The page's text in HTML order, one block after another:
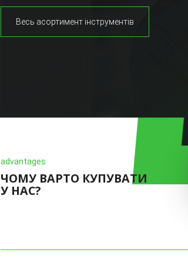
Весь асортимент інструментів
advantages
ЧОМУ ВАРТО КУПУВАТИ
У НАС?